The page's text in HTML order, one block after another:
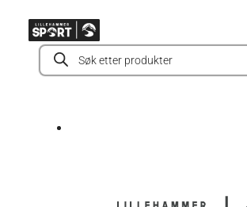
innholdProducts
search